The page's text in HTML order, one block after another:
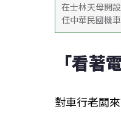
在士林天母開
任中華民國機
「看著
對車行老闆